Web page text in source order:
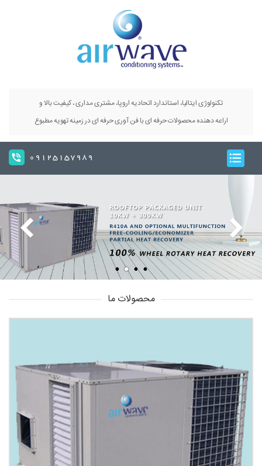
تکنولوژی ایتالیا، استاندارد اتحادیه اروپا، مشتری مداری ، کیفیت بالا و
اراعه دهنده محصولات حرفه ای با فن آوری حرفه ای در زمینه تهویه مطبوع
09125157989
محصولات ما